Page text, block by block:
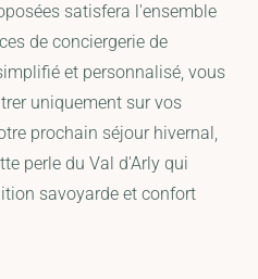
satisfera l'ensemble
de conciergerie de
et personnalisé, vous
uniquement sur vos
prochain séjour hivernal,
perle du Val d'Arly qui
savoyarde et confort